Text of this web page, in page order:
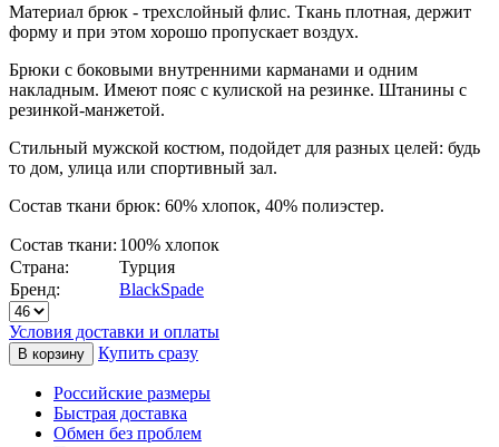
Материал брюк - трехслойный флис. Ткань плотная, держит
форму и при этом хорошо пропускает воздух.
Брюки с боковыми внутренними карманами и одним
накладным. Имеют пояс с кулиской на резинке. Штанины с
резинкой-манжетой.
Стильный мужской костюм, подойдет для разных целей: будь
то дом, улица или спортивный зал.
Состав ткани брюк: 60% хлопок, 40% полиэстер.
Состав ткани: 100% хлопок
Страна:
Турция
Бренд:
BlackSpade
Условия доставки и оплаты
Купить сразу
Российские размеры
Быстрая доставка
Обмен без проблем